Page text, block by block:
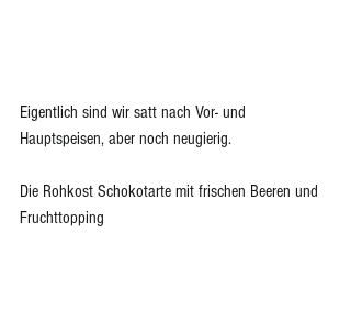
Eigentlich sind wir satt nach Vor- und
Hauptspeisen, aber noch neugierig.
Die Rohkost Schokotarte mit frischen Beeren und
Fruchttopping